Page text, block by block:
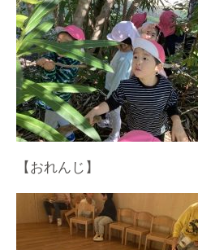
【おれんじ】